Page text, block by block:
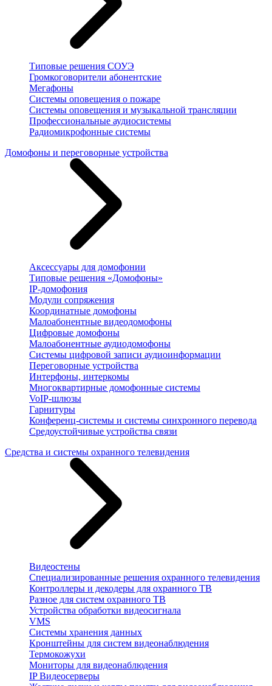
Типовые решения СОУЭ
Громкоговорители абонентские
Мегафоны
Системы оповещения о пожаре
Системы оповещения и музыкальной трансляции
Профессиональные аудиосистемы
Радиомикрофонные системы
Домофоны и переговорные устройства
Аксессуары для домофонии
Типовые решения «Домофоны»
IP-домофония
Модули сопряжения
Координатные домофоны
Малоабонентные видеодомофоны
Цифровые домофоны
Малоабонентные аудиодомофоны
Системы цифровой записи аудиоинформации
Переговорные устройства
Интерфоны, интеркомы
Многоквартирные домофонные системы
VoIP-шлюзы
Гарнитуры
Конференц-системы и системы синхронного перевода
Средоустойчивые устройства связи
Средства и системы охранного телевидения
Видеостены
Специализированные решения охранного телевидения
Контроллеры и декодеры для охранного ТВ
Разное для систем охранного ТВ
Устройства обработки видеосигнала
VMS
Системы хранения данных
Кронштейны для систем видеонаблюдения
Термокожухи
Мониторы для видеонаблюдения
IP Видеосерверы